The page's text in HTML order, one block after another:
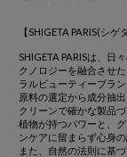
【SHIGETA PARIS(シゲ
SHIGETA PARISは、日
クノロジーを融合させ
ラルビューティーブラン
原料の選定から成分抽
クリーンで確かな製品
植物が持つパワーと、
ンケアに留まらず心身
また、自然の法則に基